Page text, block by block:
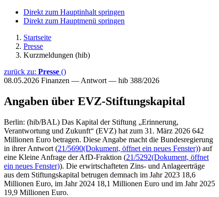
Direkt zum Hauptinhalt springen
Direkt zum Hauptmenü springen
Startseite
Presse
Kurzmeldungen (hib)
zurück zu: Presse ()
08.05.2026 Finanzen — Antwort — hib 388/2026
Angaben über EVZ-Stiftungskapital
Berlin: (hib/BAL) Das Kapital der Stiftung „Erinnerung,
Verantwortung und Zukunft“ (EVZ) hat zum 31. März 2026 642
Millionen Euro betragen. Diese Angabe macht die Bundesregierung
in ihrer Antwort (21/5690(Dokument, öffnet ein neues Fenster)) auf
eine Kleine Anfrage der AfD-Fraktion (21/5292(Dokument, öffnet
ein neues Fenster)). Die erwirtschafteten Zins- und Anlageerträge
aus dem Stiftungskapital betrugen demnach im Jahr 2023 18,6
Millionen Euro, im Jahr 2024 18,1 Millionen Euro und im Jahr 2025
19,9 Millionen Euro.